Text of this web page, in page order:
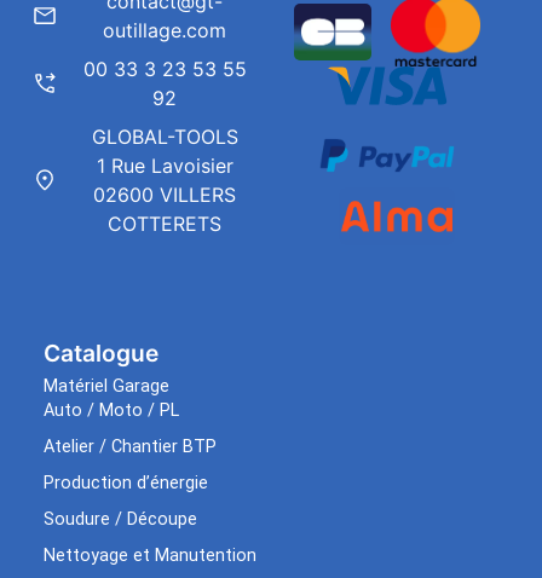
Catalogue
Matériel Garage
Auto / Moto / PL
Atelier / Chantier BTP
Production d’énergie
Soudure / Découpe
Nettoyage et Manutention
outillage.com
00 33 3 23 53 55
92
GLOBAL-TOOLS
1 Rue Lavoisier
02600 VILLERS
COTTERETS